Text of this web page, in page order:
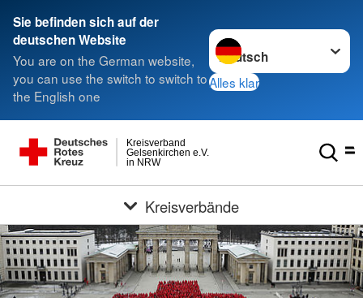
Sie befinden sich auf der
deutschen Website
You are on the German website,
you can use the switch to switch to
the English one
Sprache wechseln zu
Alles klar
in NRW
Gelsenkirchen e.V.
Kreisverband
Kreisverbände